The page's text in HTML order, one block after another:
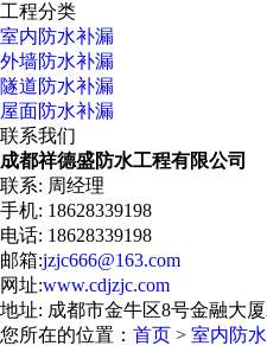
工程分类
室内防水补漏
外墙防水补漏
隧道防水补漏
屋面防水补漏
联系我们
成都祥德盛防水工程有限公司
联系: 周经理
手机: 18628339198
电话: 18628339198
邮箱:jzjc666@163.com
网址:www.cdjzjc.com
地址: 成都市金牛区8号金融大
您所在的位置： 首页 > 室内防